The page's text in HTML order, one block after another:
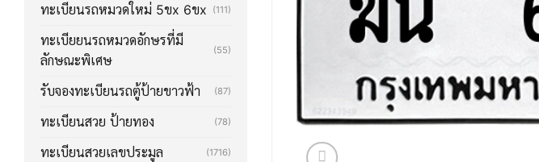
ทะเบียนรถหมวดใหม่ 5ขx 6ขx (111)
ทะเบียยนรถหมวดอักษรที่มี
ลักษณะพิเศษ
(55)
รับจองทะเบียนรถตู้ป้ายขาวฟ้า (87)
ทะเบียนสวย ป้ายทอง (78)
ทะเบียนสวยเลขประมูล (1716)